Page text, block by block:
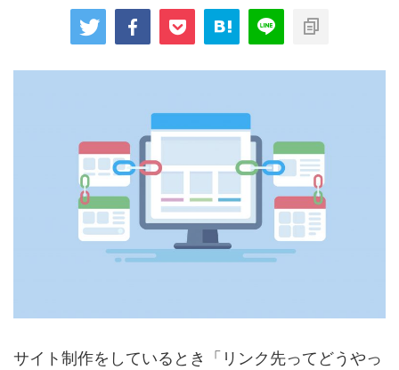
サイト制作をしているとき「リンク先ってどうやっ